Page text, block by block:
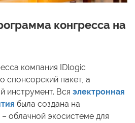
конгресса на
компания IDlogic
спонсорский пакет, а
инструмент. Вся электронная
была создана на
– облачной экосистеме для